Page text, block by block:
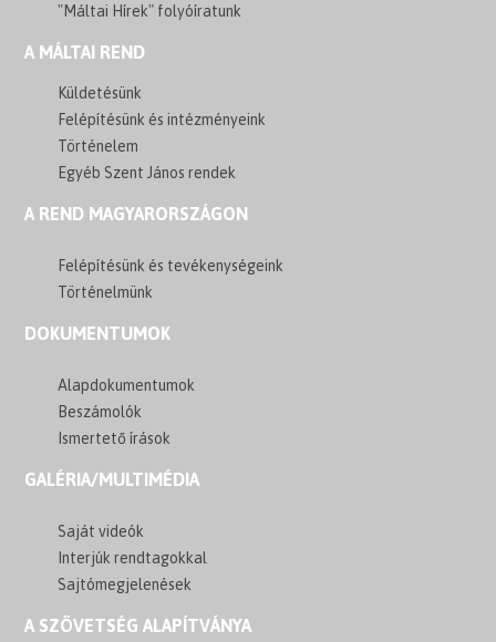
"Máltai Hírek" folyóíratunk
A MÁLTAI REND
Küldetésünk
Felépítésünk és intézményeink
Történelem
Egyéb Szent János rendek
A REND MAGYARORSZÁGON
Felépítésünk és tevékenységeink
Történelmünk
DOKUMENTUMOK
Alapdokumentumok
Beszámolók
Ismertető írások
GALÉRIA/MULTIMÉDIA
Saját videók
Interjúk rendtagokkal
Sajtómegjelenések
A SZÖVETSÉG ALAPÍTVÁNYA